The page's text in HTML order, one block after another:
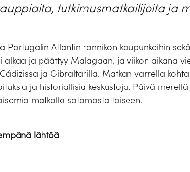
tutkimusmatkailijoita ja
Portugalin Atlantin rannikon kaupunkeihin
alkaa ja päättyy Malagaan, ja viikon aikana
ja Gibraltarilla. Matkan varrella
ja historiallisia keskustoja. Päivä
matkalla satamasta toiseen.
lähtöä